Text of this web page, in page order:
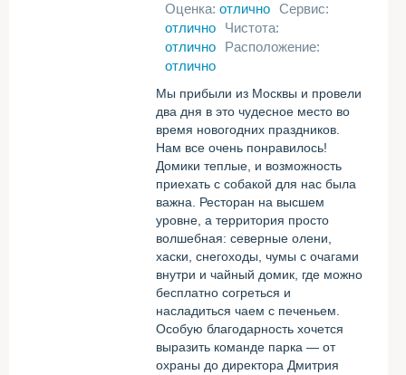
Оценка: отлично Сервис:
отлично
Чистота:
отлично
Расположение:
отлично
Мы прибыли из Москвы и провели
два дня в это чудесное место во
время новогодних праздников.
Нам все очень понравилось!
Домики теплые, и возможность
приехать с собакой для нас была
важна. Ресторан на высшем
уровне, а территория просто
волшебная: северные олени,
хаски, снегоходы, чумы с очагами
внутри и чайный домик, где можно
бесплатно согреться и
насладиться чаем с печеньем.
Особую благодарность хочется
выразить команде парка — от
охраны до директора Дмитрия